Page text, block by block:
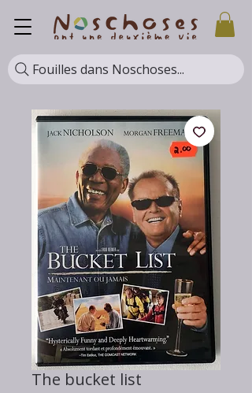
Fouilles dans Noschoses...
The bucket list